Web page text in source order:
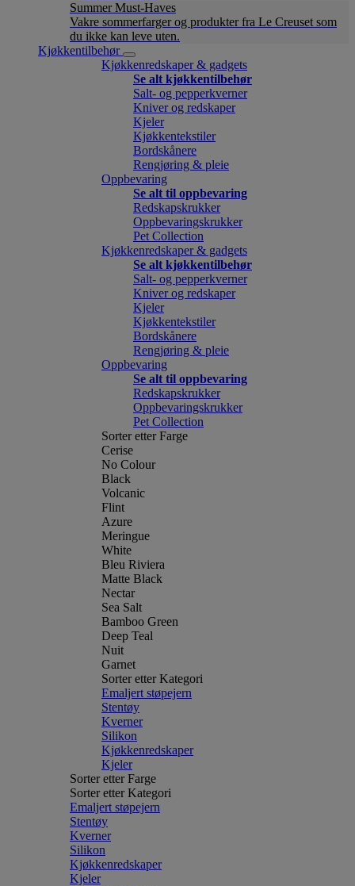
Summer Must-Haves
Vakre sommerfarger og produkter fra Le Creuset som
du ikke kan leve uten.
Kjøkkentilbehør
Kjøkkenredskaper & gadgets
Se alt kjøkkentilbehør
Salt- og pepperkverner
Kniver og redskaper
Kjeler
Kjøkkentekstiler
Bordskånere
Rengjøring & pleie
Oppbevaring
Se alt til oppbevaring
Redskapskrukker
Oppbevaringskrukker
Pet Collection
Kjøkkenredskaper & gadgets
Se alt kjøkkentilbehør
Salt- og pepperkverner
Kniver og redskaper
Kjeler
Kjøkkentekstiler
Bordskånere
Rengjøring & pleie
Oppbevaring
Se alt til oppbevaring
Redskapskrukker
Oppbevaringskrukker
Pet Collection
Sorter etter Farge
Cerise
No Colour
Black
Volcanic
Flint
Azure
Meringue
White
Bleu Riviera
Matte Black
Nectar
Sea Salt
Bamboo Green
Deep Teal
Nuit
Garnet
Sorter etter Kategori
Emaljert støpejern
Stentøy
Kverner
Silikon
Kjøkkenredskaper
Kjeler
Sorter etter Farge
Sorter etter Kategori
Emaljert støpejern
Stentøy
Kverner
Silikon
Kjøkkenredskaper
Kjeler